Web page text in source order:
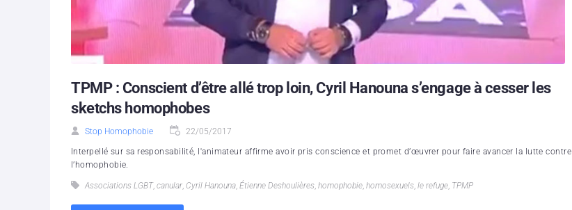
TPMP : Conscient d’être allé trop loin, Cyril Hanouna s’engage à cesser les
sketchs homophobes
Stop Homophobie 22/05/2017
Interpellé sur sa responsabilité, l'animateur affirme avoir pris conscience et promet d’œuvrer pour faire avancer la lutte contre
l’homophobie.
Associations LGBT, canular Cyril Hanouna Étienne Deshoulières homophobie homosexuels le refuge TPMP